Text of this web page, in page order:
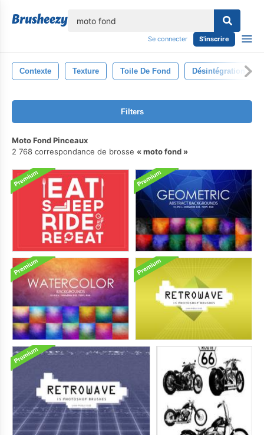
Se connecter S'inscrire
Contexte Texture Toile De Fond Désintégration
Filters
Moto Fond Pinceaux
2 768 correspondance de brosse
moto fond